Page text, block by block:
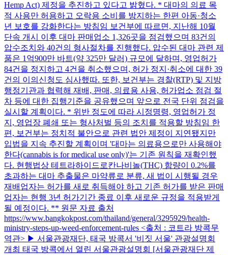
Hemp Act) 제정을 추진하고 있다고 밝혔다. * 대마의 의료 목
적 사용만 허용하고 오락용 소비를 방지하는 한편 아동·청소
년 보호를 강화한다는 방침임 보건부에 따르면, 지난해 10월
단속 개시 이후 대마 판매업소 1,326곳을 점검했으며 83건의
압수조치와 40건의 형사절차를 진행했다. 압수된 대마 관련 제
품은 1억900만 바트(약 325만 달러) 규모에 달하며, 영업허가
84건을 정지하고 4건을 취소했으며, 허가 정지·취소에 대한 39
건의 이의신청도 심사했따. 또한, 보건부는 경찰(RTP) 및 지방
행정기관과 협력해 재배, 판매, 의료용 사용, 허가업소 점검 절
차 등에 대한 집행기준을 공유했으며 앞으로 전국 단위 점검을
실시할 계획이다. * 위반 정도에 따라 시정명령, 영업허가 정
지, 영업장 폐쇄 또는 형사처벌 등의 조치를 적용할 방침임 한
편, 보건부는 정치적 불안으로 관련 법안 제정이 지연됐지만
입법을 지속 추진할 계획이며 '대마는 의료용으로만 사용해야
한다(cannabis is for medical use only)'는 기존 원칙을 재확인했
다. 현행법상 테트라하이드로칸나비놀(THC) 함량이 0.2%를
초과하는 대마 추출물은 마약류로 분류, 새 법이 시행될 경우
재배업자는 허가를 새로 취득해야 하고 기존 허가를 받은 판매
업자는 현행 3년 허가기간 종료 이후 새로운 규정을 적용받게
될 예정이다. ** 원문 자료 출처
https://www.bangkokpost.com/thailand/general/3295929/health-
ministry-steps-up-weed-enforcement-rules <출처 : 코트라 방콕무
역관> ▶ 서울관광재단, 태국 방콕서 '비짓 서울' 관광설명회
개최 태국 방콕에서 열린 서울관광설명회 [서울관광재단 제